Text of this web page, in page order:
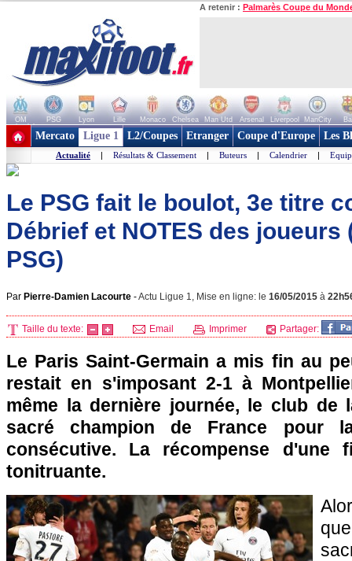
A retenir : Palmarès Coupe du
OM PSG Lyon Lille Monaco Chelsea Man Utd Arsenal Liverpool ManCity
+ de clubs
Mercato Ligue 1 L2/Coupes Etranger Coupe d'Europe Les
Actualité | Résultats & Classement | Buteurs | Calendrier |
Le PSG fait le boulot, 3e titre
Débrief et NOTES des joueurs
PSG)
Par Pierre-Damien Lacourte -Actu Ligue 1, Mise en ligne: le 16/05/2015 à
Taille du texte: Email Imprimer Partager:
Le Paris Saint-Germain a mis fin au
restait en s'imposant 2-1 à
même la dernière journée, le club de
sacré champion de France pour
consécutive. La récompense d'une
tonitruante.